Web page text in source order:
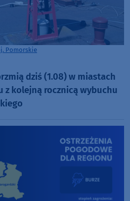
Pomorskie
dziś (1.08) w miastach
z kolejną rocznicą wybuchu